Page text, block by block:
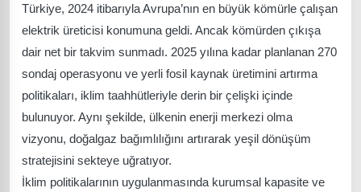
Türkiye, 2024 itibarıyla Avrupa’nın en büyük kömürle çalışan
elektrik üreticisi konumuna geldi. Ancak kömürden çıkışa
dair net bir takvim sunmadı. 2025 yılına kadar planlanan 270
sondaj operasyonu ve yerli fosil kaynak üretimini artırma
politikaları, iklim taahhütleriyle derin bir çelişki içinde
bulunuyor. Aynı şekilde, ülkenin enerji merkezi olma
vizyonu, doğalgaz bağımlılığını artırarak yeşil dönüşüm
stratejisini sekteye uğratıyor.
İklim politikalarının uygulanmasında kurumsal kapasite ve